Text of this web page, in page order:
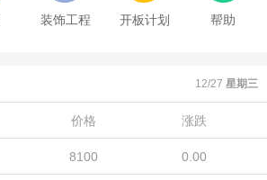
装饰工程 开板计划 帮助
12/27 星期三
价格 涨跌
9100
14500 0.00
8100 0.00
13300 0.00